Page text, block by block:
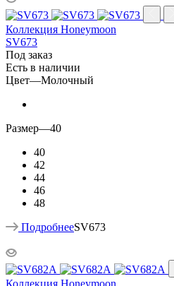
Коллекция Honeymoon
SV673
Под заказ
Есть в наличии
Цвет—Молочный
Размер—40
40
42
44
46
48
ПодробнееSV673
Коллекция Honeymoon